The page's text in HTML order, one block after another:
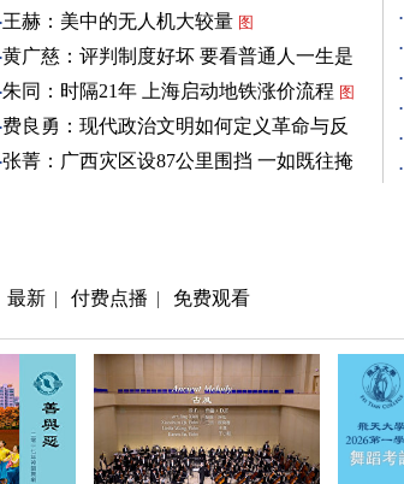
有刘志丹 图
王赫：美中的无人机大较量 图
黄广慈：评判制度好坏 要看普通人一生是
否安稳
图
朱同：时隔21年 上海启动地铁涨价流程 图
费良勇：现代政治文明如何定义革命与反
革命
图
张菁：广西灾区设87公里围挡 一如既往掩
最新 | 付费点播 | 免费观看